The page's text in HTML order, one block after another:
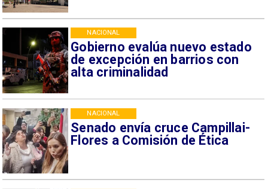
Gobierno evalúa nuevo estado
de excepción en barrios con
alta criminalidad
NACIONAL
Senado envía cruce Campillai-
Flores a Comisión de Ética
NACIONAL